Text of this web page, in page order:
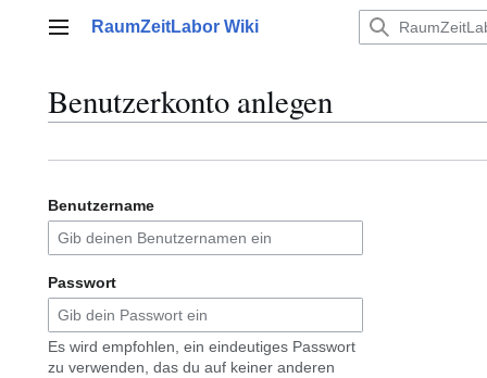
Hauptmenü
RaumZeitLabor Wiki
Benutzerkonto anlegen
Benutzername
Passwort
Es wird empfohlen, ein eindeutiges Passwort
zu verwenden, das du auf keiner anderen